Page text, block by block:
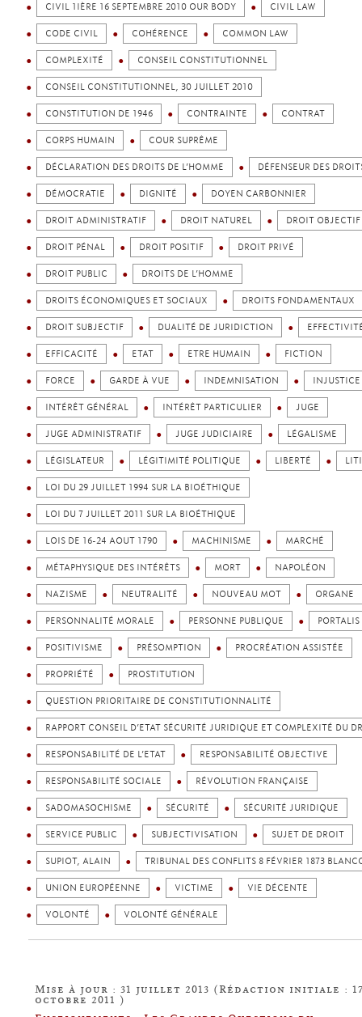
CIVIL 1IÈRE 16 SEPTEMBRE 2010 OUR BODY CIVIL LAW
CODE CIVIL COHÉRENCE COMMON LAW
COMPLEXITÉ CONSEIL CONSTITUTIONNEL
CONSEIL CONSTITUTIONNEL, 30 JUILLET 2010
CONSTITUTION DE 1946 CONTRAINTE CONTRAT
CORPS HUMAIN COUR SUPRÊME
DÉCLARATION DES DROITS DE L’HOMME DÉFENSEUR DES
DÉMOCRATIE DIGNITÉ DOYEN CARBONNIER
DROIT ADMINISTRATIF DROIT NATUREL DROIT OBJECTIF
DROIT PÉNAL DROIT POSITIF DROIT PRIVÉ
DROIT PUBLIC DROITS DE L’HOMME
DROITS ÉCONOMIQUES ET SOCIAUX DROITS FONDAMENTAUX
DROIT SUBJECTIF DUALITÉ DE JURIDICTION
EFFICACITÉ ETAT ETRE HUMAIN FICTION
FORCE GARDE À VUE INDEMNISATION INJUSTICE
INTÉRÊT GÉNÉRAL INTÉRÊT PARTICULIER JUGE
JUGE ADMINISTRATIF JUGE JUDICIAIRE LÉGALISME
LÉGISLATEUR LÉGITIMITÉ POLITIQUE LIBERTÉ
LOI DU 29 JUILLET 1994 SUR LA BIOÉTHIQUE
LOI DU 7 JUILLET 2011 SUR LA BIOÉTHIQUE
LOIS DE 16-24 AOUT 1790 MACHINISME MARCHÉ
MÉTAPHYSIQUE DES INTÉRÊTS MORT NAPOLÉON
NAZISME NEUTRALITÉ NOUVEAU MOT ORGANE
PERSONNALITÉ MORALE PERSONNE PUBLIQUE PORTALIS
POSITIVISME PRÉSOMPTION PROCRÉATION ASSISTÉE
PROPRIÉTÉ PROSTITUTION
QUESTION PRIORITAIRE DE CONSTITUTIONNALITÉ
RAPPORT CONSEIL D’ETAT SÉCURITÉ JURIDIQUE ET COMPLEXITÉ DU
RESPONSABILITÉ DE L’ETAT RESPONSABILITÉ OBJECTIVE
RESPONSABILITÉ SOCIALE RÉVOLUTION FRANÇAISE
SADOMASOCHISME SÉCURITÉ SÉCURITÉ JURIDIQUE
SERVICE PUBLIC SUBJECTIVISATION SUJET DE DROIT
SUPIOT, ALAIN TRIBUNAL DES CONFLITS 8 FÉVRIER 1873
UNION EUROPÉENNE VICTIME VIE DÉCENTE
VOLONTÉ VOLONTÉ GÉNÉRALE
Mise à jour : 31 juillet 2013 (Rédaction initiale :
octobre 2011 )